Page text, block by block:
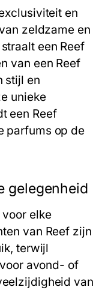
en
zeldzame en
een Reef
van een Reef
stijl en
unieke
een Reef
parfums op de
gelegenheid
elke
van Reef zijn
terwijl
avond- of
van